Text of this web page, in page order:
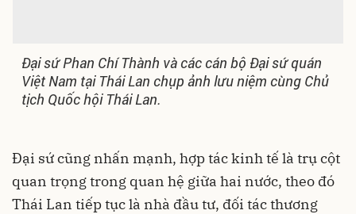
Đại sứ Phan Chí Thành và các cán bộ Đại sứ quán
Việt Nam tại Thái Lan chụp ảnh lưu niệm cùng Chủ
tịch Quốc hội Thái Lan.
Đại sứ cũng nhấn mạnh, hợp tác kinh tế là trụ cột
quan trọng trong quan hệ giữa hai nước, theo đó
Thái Lan tiếp tục là nhà đầu tư, đối tác thương